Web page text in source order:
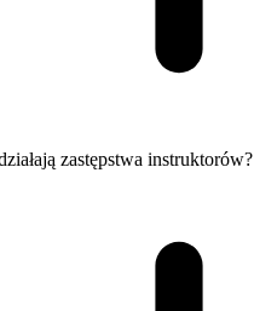
zastępstwa instruktorów?